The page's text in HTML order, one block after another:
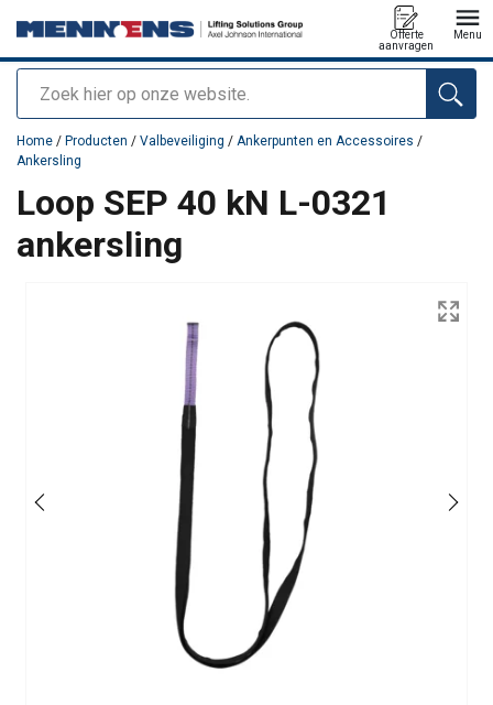
Zoeken
Offerte
aanvragen
Menu
toegevoegd aan uw offerte
Home / Producten / Valbeveiliging / Ankerpunten en Accessoires /
Ankersling
Loop SEP 40 kN L-0321
ankersling